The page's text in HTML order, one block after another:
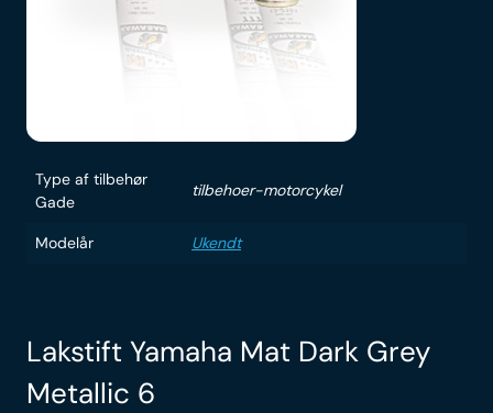
Type af tilbehør
Gade
tilbehoer-motorcykel
Modelår Ukendt
Lakstift Yamaha Mat Dark Grey
Metallic 6